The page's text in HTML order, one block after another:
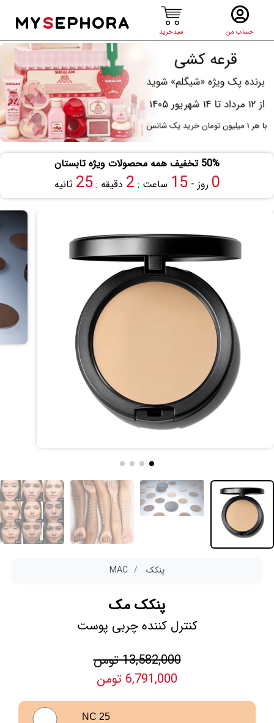
حساب من سبدخرید
MYSEPHORA
50% تخفیف همه محصولات ویژه تابستان
0 روز -15 ساعت : 2 دقیقه :24 ثانیه
پنکک MAC
پنکک مک
کنترل کننده چربی پوست
13,582,000 تومن
6,791,000 تومن
NC 25